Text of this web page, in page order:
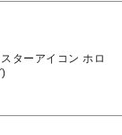
ターアイコン ホロ